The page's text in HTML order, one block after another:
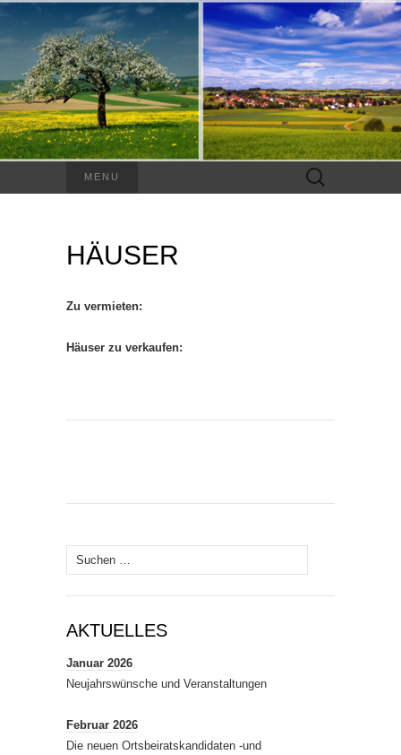
MENU
Suchen
nach:
HÄUSER
Zu vermieten:
Häuser zu verkaufen:
Suchen
nach:
AKTUELLES
Januar 2026
Neujahrswünsche und Veranstaltungen
Februar 2026
Die neuen Ortsbeiratskandidaten -und